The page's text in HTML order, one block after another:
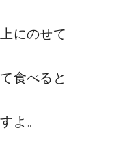
にのせて
食べると
よ 。